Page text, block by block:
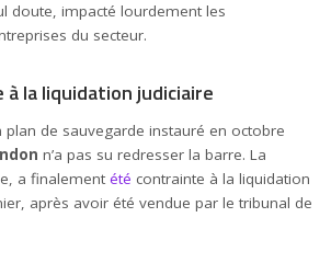
doute, impacté lourdement les
du secteur.
à la liquidation judiciaire
de sauvegarde instauré en octobre
n’a pas su redresser la barre. La
a finalement été contrainte à la liquidation
après avoir été vendue par le tribunal de